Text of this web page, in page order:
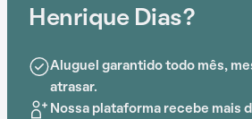
Henrique Dias?
Aluguel garantido todo mês,
atrasar.
Nossa plataforma recebe mais